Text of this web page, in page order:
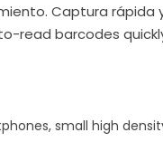
Captura rápida
read barcodes
small high